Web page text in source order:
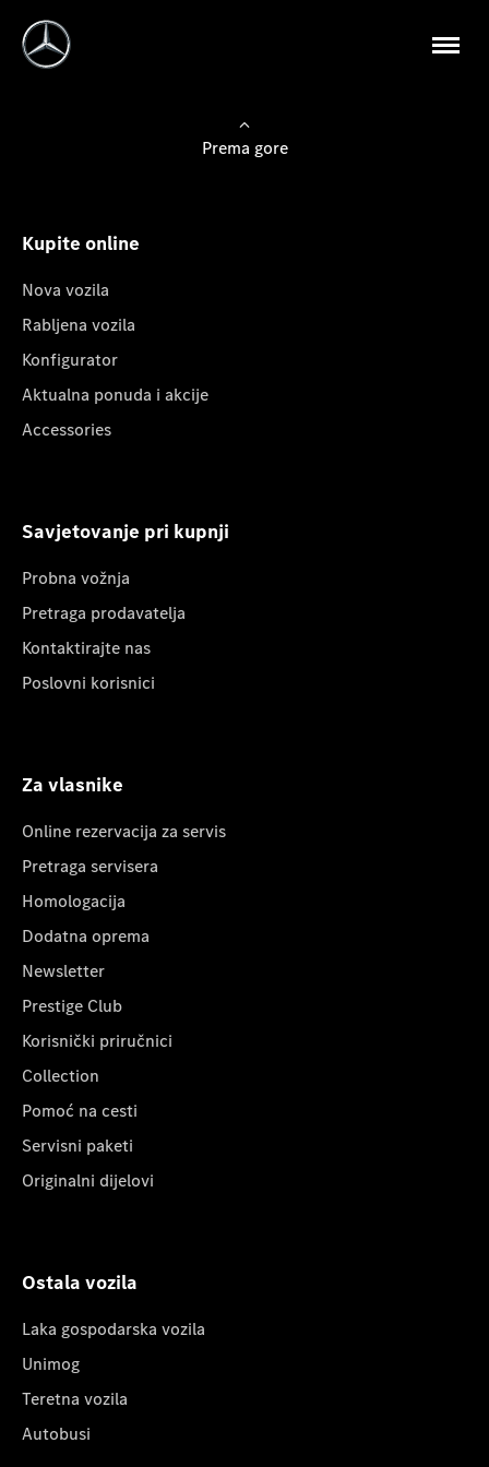
Prema gore
Kupite online
Nova vozila
Rabljena vozila
Konfigurator
Aktualna ponuda i akcije
Accessories
Savjetovanje pri kupnji
Probna vožnja
Pretraga prodavatelja
Kontaktirajte nas
Poslovni korisnici
Za vlasnike
Online rezervacija za servis
Pretraga servisera
Homologacija
Dodatna oprema
Newsletter
Prestige Club
Korisnički priručnici
Collection
Pomoć na cesti
Servisni paketi
Originalni dijelovi
Ostala vozila
Laka gospodarska vozila
Unimog
Teretna vozila
Autobusi